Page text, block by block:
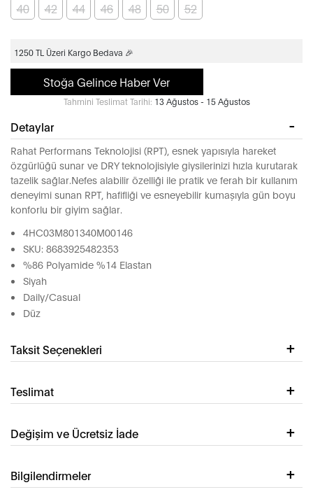
40 42 44 46 48 50 52
1250 TL Üzeri Kargo Bedava 🎉
Stoğa Gelince Haber Ver
Tahmini Teslimat Tarihi: 13 Ağustos - 15 Ağustos
Detaylar
Rahat Performans Teknolojisi (RPT), esnek yapısıyla hareket
özgürlüğü sunar ve DRY teknolojisiyle giysilerinizi hızla kurutarak
tazelik sağlar.Nefes alabilir özelliği ile pratik ve ferah bir kullanım
deneyimi sunan RPT, hafifliği ve esneyebilir kumaşıyla gün boyu
konforlu bir giyim sağlar.
4HC03M801340M00146
SKU: 8683925482353
%86 Polyamide %14 Elastan
Siyah
Daily/Casual
Düz
Taksit Seçenekleri
Teslimat
Değişim ve Ücretsiz İade
Bilgilendirmeler